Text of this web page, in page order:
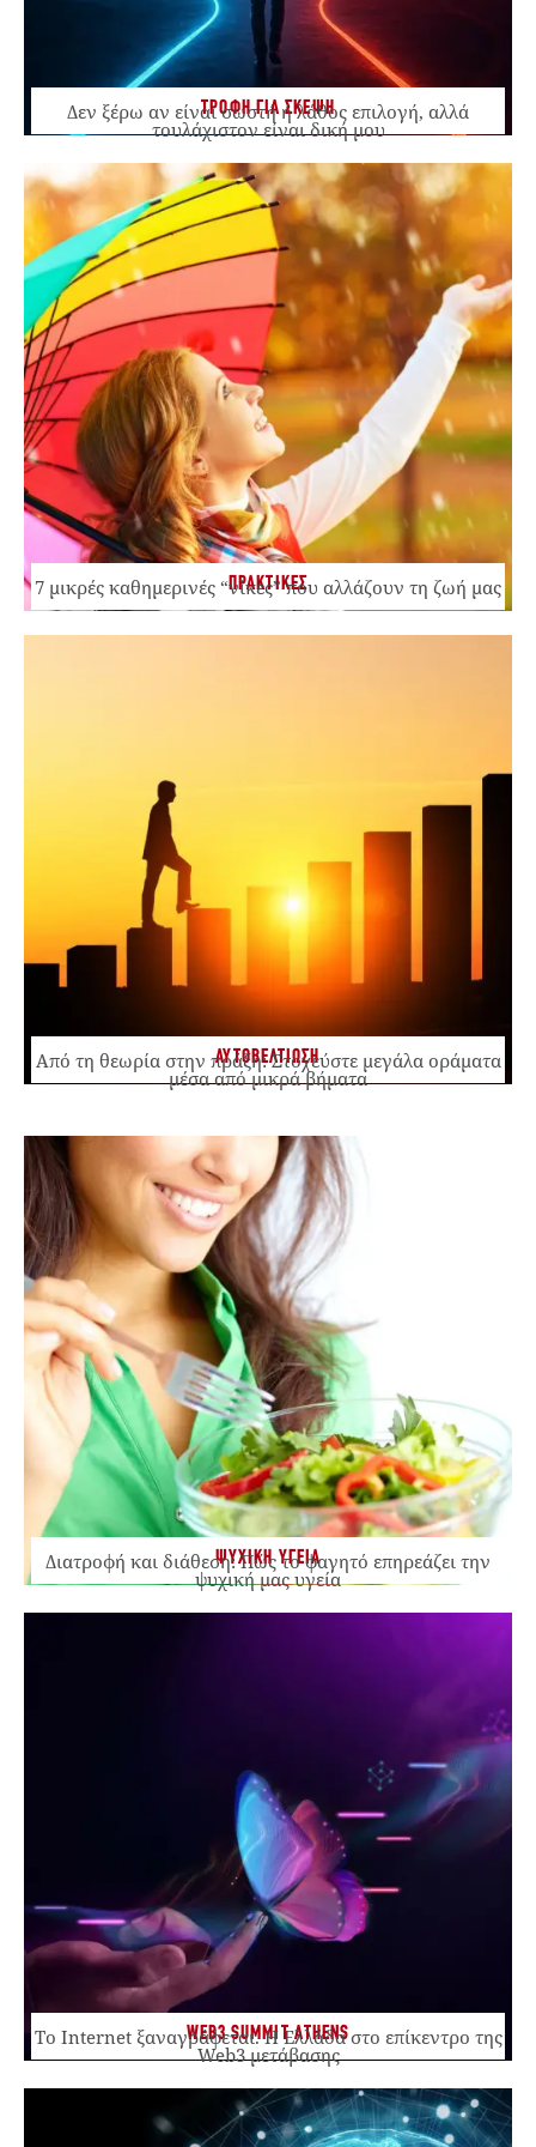
ΤΡΟΦΗ ΓΙΑ ΣΚΕΨΗ
Δεν ξέρω αν είναι σωστή ή λάθος επιλογή, αλλά
τουλάχιστον είναι δική μου
ΠΡΑΚΤΙΚΕΣ
7 μικρές καθημερινές “νίκες” που αλλάζουν τη ζωή μας
ΑΥΤΟΒΕΛΤΙΩΣΗ
Από τη θεωρία στην πράξη: Στοχεύστε μεγάλα οράματα
μέσα από μικρά βήματα
ΨΥΧΙΚΗ ΥΓΕΙΑ
Διατροφή και διάθεση: Πώς το φαγητό επηρεάζει την
ψυχική μας υγεία
WEB3 SUMMIT ATHENS
Το Internet ξαναγράφεται. Η Ελλάδα στο επίκεντρο της
Web3 μετάβασης